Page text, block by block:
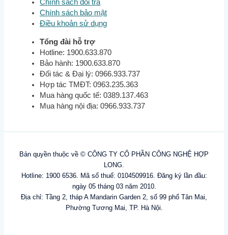
Chính sách đổi trả
Chính sách bảo mật
Điều khoản sử dụng
Tổng đài hỗ trợ
Hotline: 1900.633.870
Bảo hành: 1900.633.870
Đối tác & Đại lý: 0966.933.737
Hợp tác TMĐT: 0963.235.363
Mua hàng quốc tế: 0389.137.463
Mua hàng nội địa: 0966.933.737
Bản quyền thuộc về © CÔNG TY CỔ PHẦN CÔNG NGHỆ HỢP
LONG.
Hotline: 1900 6536. Mã số thuế: 0104509916. Đăng ký lần đầu:
ngày 05 tháng 03 năm 2010.
Địa chỉ: Tầng 2, tháp A Mandarin Garden 2, số 99 phố Tân Mai,
Phường Tương Mai, TP. Hà Nội.